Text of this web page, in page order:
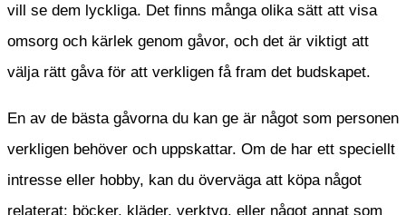
vill se dem lyckliga. Det finns många olika sätt att visa
omsorg och kärlek genom gåvor, och det är viktigt att
välja rätt gåva för att verkligen få fram det budskapet.
En av de bästa gåvorna du kan ge är något som personen
verkligen behöver och uppskattar. Om de har ett speciellt
intresse eller hobby, kan du överväga att köpa något
relaterat: böcker, kläder, verktyg, eller något annat som